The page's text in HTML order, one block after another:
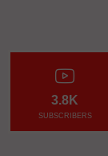
3.8K
SUBSCRIBERS